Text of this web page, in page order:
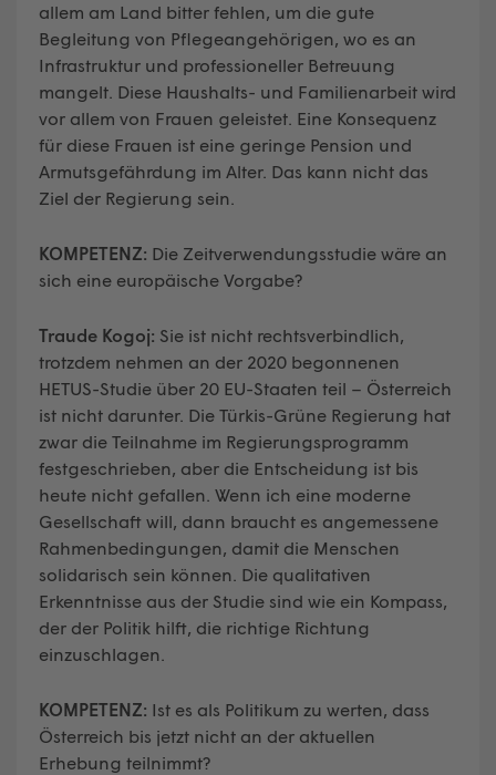
allem am Land bitter fehlen, um die gute
Begleitung von Pflegeangehörigen, wo es an
Infrastruktur und professioneller Betreuung
mangelt. Diese Haushalts- und Familienarbeit wird
vor allem von Frauen geleistet. Eine Konsequenz
für diese Frauen ist eine geringe Pension und
Armutsgefährdung im Alter. Das kann nicht das
Ziel der Regierung sein.
KOMPETENZ: Die Zeitverwendungsstudie wäre an
sich eine europäische Vorgabe?
Traude Kogoj: Sie ist nicht rechtsverbindlich,
trotzdem nehmen an der 2020 begonnenen
HETUS-Studie über 20 EU-Staaten teil – Österreich
ist nicht darunter. Die Türkis-Grüne Regierung hat
zwar die Teilnahme im Regierungsprogramm
festgeschrieben, aber die Entscheidung ist bis
heute nicht gefallen. Wenn ich eine moderne
Gesellschaft will, dann braucht es angemessene
Rahmenbedingungen, damit die Menschen
solidarisch sein können. Die qualitativen
Erkenntnisse aus der Studie sind wie ein Kompass,
der der Politik hilft, die richtige Richtung
einzuschlagen.
KOMPETENZ: Ist es als Politikum zu werten, dass
Österreich bis jetzt nicht an der aktuellen
Erhebung teilnimmt?